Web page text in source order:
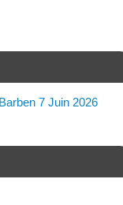
7 Juin 2026